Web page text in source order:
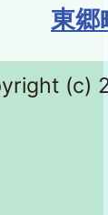
東郷
(c)